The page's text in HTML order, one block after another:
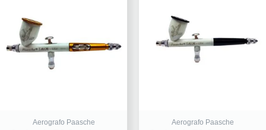
Aerografo Paasche Aerografo Paasche